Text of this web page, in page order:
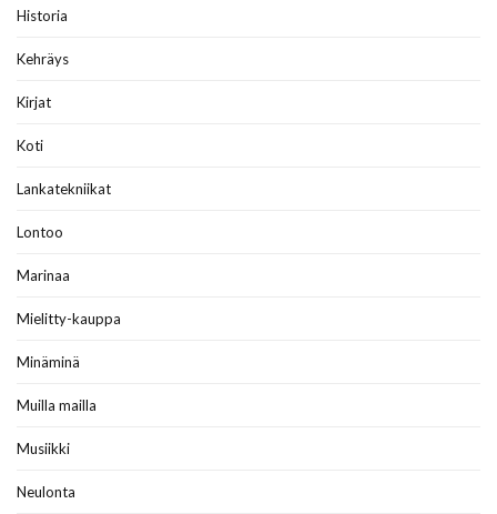
Historia
Kehräys
Kirjat
Koti
Lankatekniikat
Lontoo
Marinaa
Mielitty-kauppa
Minäminä
Muilla mailla
Musiikki
Neulonta